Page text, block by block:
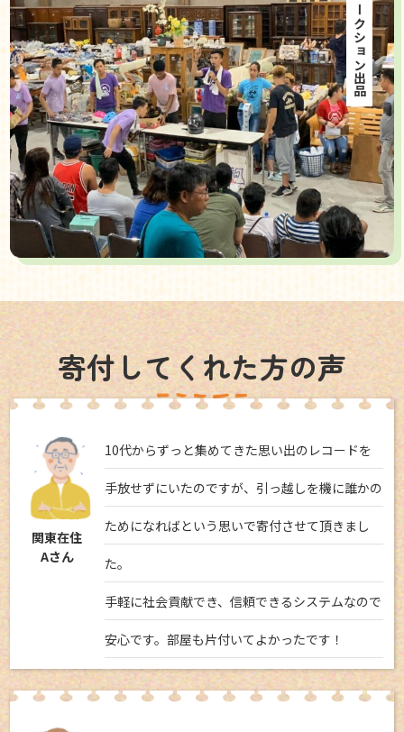
海外オークション出品
寄付してくれた方の声
関東在住
Aさん
10代からずっと集めてきた思い出のレコードを
手放せずにいたのですが、引っ越しを機に誰かの
ためになればという思いで寄付させて頂きまし
た。
手軽に社会貢献でき、信頼できるシステムなので
安心です。部屋も片付いてよかったです！